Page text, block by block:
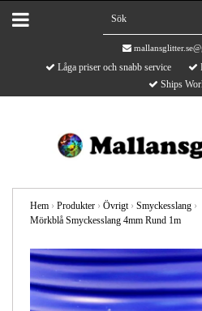
Låga priser och snabb service
Ships
Hem › Produkter › Övrigt › Smyckesslang ›
Mörkblå Smyckesslang 4mm Rund 1m